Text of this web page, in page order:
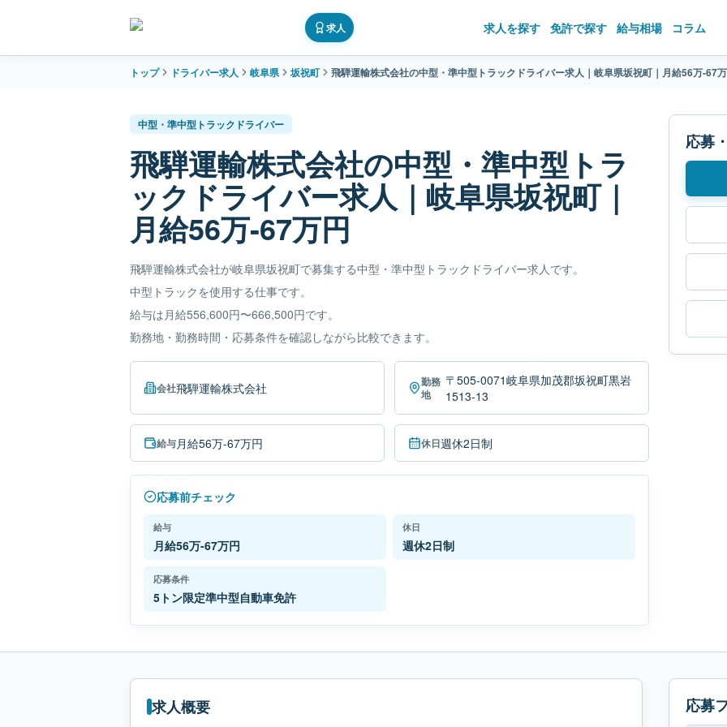
求人 求人を探す 免許で探す 給与相場 コラム
トップ ドライバー求人 岐阜県 坂祝町 飛騨運輸株式会社の中型・準中型トラックドライバー求人｜岐阜県坂祝町｜月給56万-67
中型・準中型トラックドライバー
飛騨運輸株式会社の中型・準中型トラ
ックドライバー求人｜岐阜県坂祝町｜
月給56万-67万円
飛騨運輸株式会社が岐阜県坂祝町で募集する中型・準中型トラックドライバー求人です。
中型トラックを使用する仕事です。
給与は月給556,600円〜666,500円です。
勤務地・勤務時間・応募条件を確認しながら比較できます。
会社飛騨運輸株式会社
勤務
地
〒505-0071岐阜県加茂郡坂祝町黒岩
1513-13
給与月給56万-67万円 休日週休2日制
応募前チェック
給与
月給56万-67万円
休日
週休2日制
応募条件
5トン限定準中型自動車免許
応募
求人概要 応募